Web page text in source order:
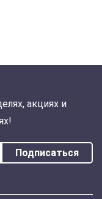
акциях и
Подписаться